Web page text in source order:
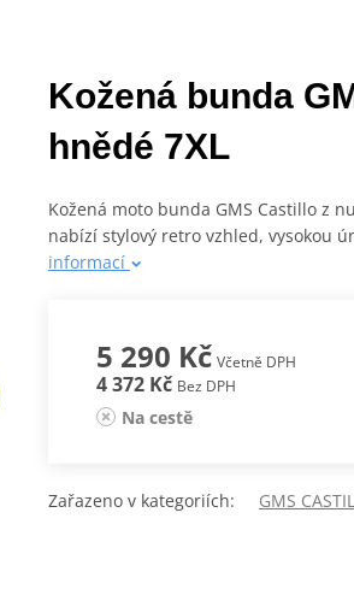
Kožená bunda
hnědé 7XL
Kožená moto bunda GMS Castillo z
nabízí stylový retro vzhled, vysokou
informací
5 290 Kč Včetně DPH
4 372 Kč Bez DPH
Na cestě
Zařazeno v kategoriích: GMS